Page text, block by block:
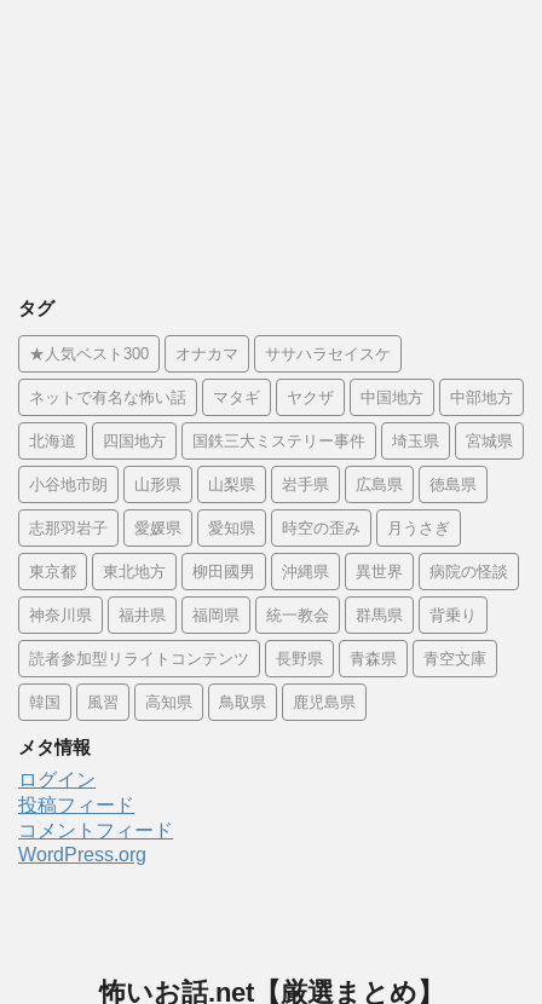
タグ
★人気ベスト300 オナカマ ササハラセイスケ
ネットで有名な怖い話 マタギ ヤクザ 中国地方 中部地方
北海道 四国地方 国鉄三大ミステリー事件 埼玉県 宮城県
小谷地市朗 山形県 山梨県 岩手県 広島県 徳島県
志那羽岩子 愛媛県 愛知県 時空の歪み 月うさぎ
東京都 東北地方 柳田國男 沖縄県 異世界 病院の怪談
神奈川県 福井県 福岡県 統一教会 群馬県 背乗り
読者参加型リライトコンテンツ 長野県 青森県 青空文庫
韓国 風習 高知県 鳥取県 鹿児島県
メタ情報
ログイン
投稿フィード
コメントフィード
WordPress.org
怖いお話.net【厳選まとめ】